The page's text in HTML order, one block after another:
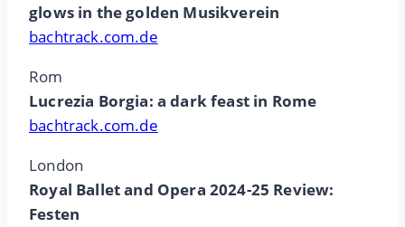
glows in the golden Musikverein
bachtrack.com.de
Rom
Lucrezia Borgia: a dark feast in Rome
bachtrack.com.de
London
Royal Ballet and Opera 2024-25 Review:
Festen